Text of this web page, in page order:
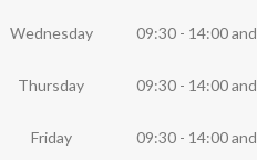
Wednesday 09:30 - 14:00and
Thursday 09:30 - 14:00and
Friday 09:30 - 14:00and